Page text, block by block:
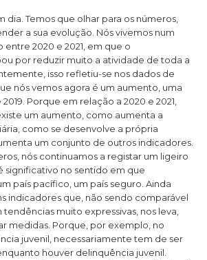
dia. Temos que olhar para os números,
a sua evolução. Nós vivemos num
2020 e 2021, em que o
por reduzir muito a atividade de toda a
isso refletiu-se nos dados de
nós vemos agora é um aumento, uma
Porque em relação a 2020 e 2021,
um aumento, como aumenta a
como se desenvolve a própria
um conjunto de outros indicadores.
nós continuamos a registar um ligeiro
significativo no sentido em que
país pacífico, um país seguro. Ainda
indicadores que, não sendo comparável
tendências muito expressivas, nos leva,
medidas. Porque, por exemplo, no
juvenil, necessariamente tem de ser
houver delinquência juvenil.